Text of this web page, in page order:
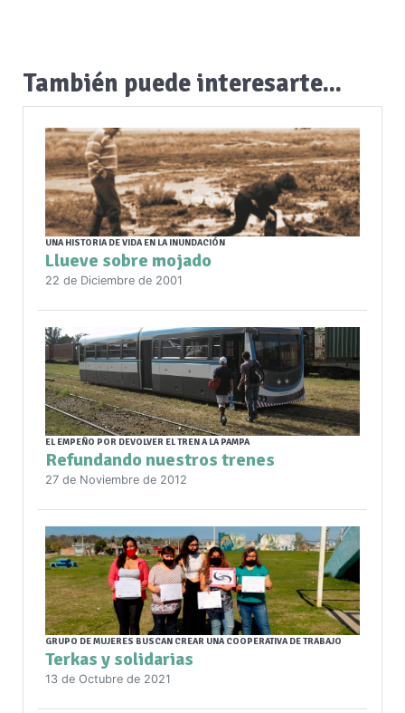
También puede interesarte...
UNA HISTORIA DE VIDA EN LA INUNDACIÓN
Llueve sobre mojado
22 de Diciembre de 2001
EL EMPEÑO POR DEVOLVER EL TREN A LA PAMPA
Refundando nuestros trenes
27 de Noviembre de 2012
GRUPO DE MUJERES BUSCAN CREAR UNA COOPERATIVA DE TRABAJO
Terkas y solidarias
13 de Octubre de 2021